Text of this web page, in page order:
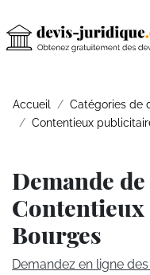
Accueil Catégories de
Contentieux
Demande
Bourges
Demandez en ligne